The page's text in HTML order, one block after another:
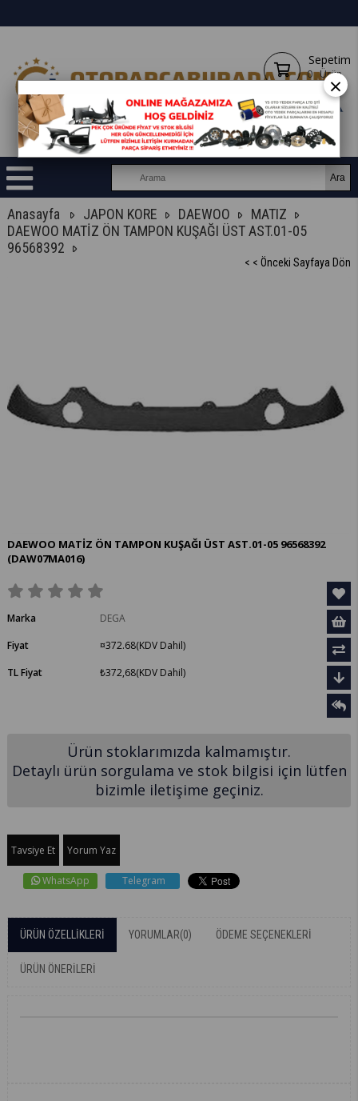
Sepetim
0 Ürün
Anasayfa JAPON KORE DAEWOO
MATIZ
DAEWOO MATİZ ÖN TAMPON KUŞAĞI ÜST AST.01-05
96568392
< < Önceki Sayfaya Dön
DAEWOO MATİZ ÖN TAMPON KUŞAĞI ÜST AST.01-05 96568392
(DAW07MA016)
Marka
DEGA
Fiyat
¤372.68(KDV Dahil)
TL Fiyat
₺372,68(KDV Dahil)
Ürün stoklarımızda kalmamıştır.
Detaylı ürün sorgulama ve stok bilgisi için lütfen
bizimle iletişime geçiniz.
Tavsiye Et Yorum Yaz
WhatsApp Telegram
ÜRÜN ÖZELLIKLERI YORUMLAR(0) ÖDEME SEÇENEKLERI
ÜRÜN ÖNERILERI
×